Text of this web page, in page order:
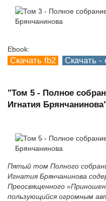
Ebook:
Скачать fb2 Скачать -
"Том 5 - Полное
Игнатия
Пятый том Полного
Игнатия Брянчанинова
Преосвященного
пользующийся огромным